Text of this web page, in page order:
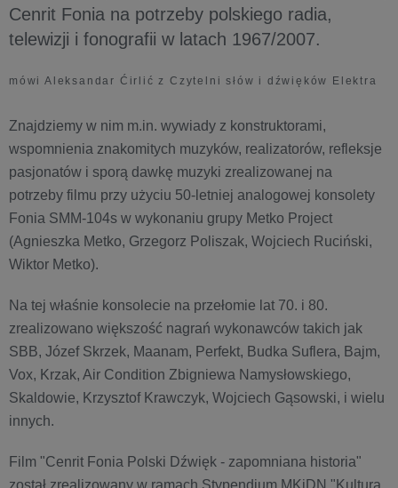
Cenrit Fonia na potrzeby polskiego radia,
telewizji i fonografii w latach 1967/2007.
mówi Aleksandar Ćirlić z Czytelni słów i dźwięków Elektra
Znajdziemy w nim m.in. wywiady z konstruktorami,
wspomnienia znakomitych muzyków, realizatorów, refleksje
pasjonatów i sporą dawkę muzyki zrealizowanej na
potrzeby filmu przy użyciu 50-letniej analogowej konsolety
Fonia SMM-104s w wykonaniu grupy Metko Project
(Agnieszka Metko, Grzegorz Poliszak, Wojciech Ruciński,
Wiktor Metko).
Na tej właśnie konsolecie na przełomie lat 70. i 80.
zrealizowano większość nagrań wykonawców takich jak
SBB, Józef Skrzek, Maanam, Perfekt, Budka Suflera, Bajm,
Vox, Krzak, Air Condition Zbigniewa Namysłowskiego,
Skaldowie, Krzysztof Krawczyk, Wojciech Gąsowski, i wielu
innych.
Film "Cenrit Fonia Polski Dźwięk - zapomniana historia"
został zrealizowany w ramach Stypendium MKiDN "Kultura